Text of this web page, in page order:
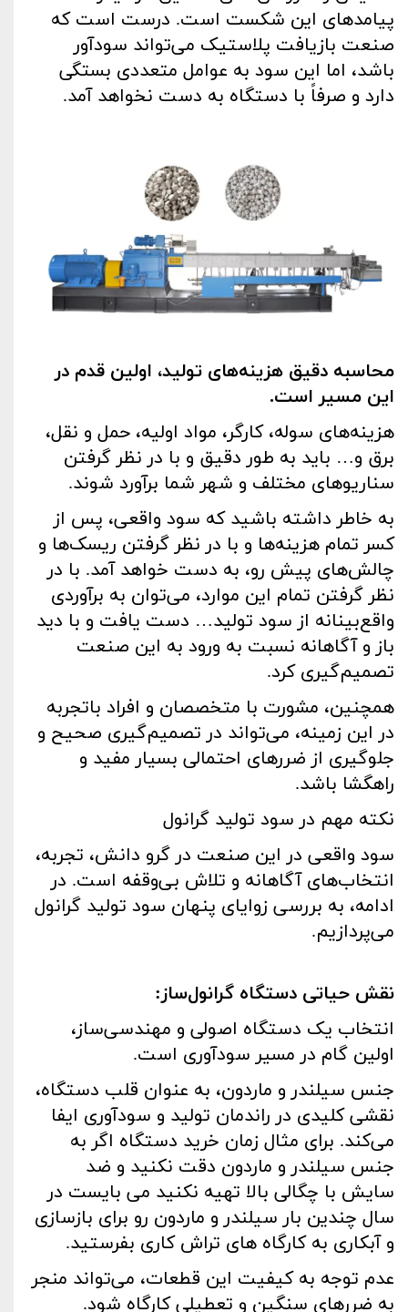
پیامدهای این شکست است. درست است که
صنعت بازیافت پلاستیک می‌تواند سودآور
باشد، اما این سود به عوامل متعددی بستگی
دارد و صرفاً با دستگاه به دست نخواهد آمد.
محاسبه دقیق هزینه‌های تولید، اولین قدم در
این مسیر است.
هزینه‌های سوله، کارگر، مواد اولیه، حمل و نقل،
برق و… باید به طور دقیق و با در نظر گرفتن
سناریوهای مختلف و شهر شما برآورد شوند.
به خاطر داشته باشید که سود واقعی، پس از
کسر تمام هزینه‌ها و با در نظر گرفتن ریسک‌ها و
چالش‌های پیش رو، به دست خواهد آمد. با در
نظر گرفتن تمام این موارد، می‌توان به برآوردی
واقع‌بینانه از سود تولید… دست یافت و با دید
باز و آگاهانه نسبت به ورود به این صنعت
تصمیم‌گیری کرد.
همچنین، مشورت با متخصصان و افراد باتجربه
در این زمینه، می‌تواند در تصمیم‌گیری صحیح و
جلوگیری از ضررهای احتمالی بسیار مفید و
راهگشا باشد.
نکته مهم در سود تولید گرانول
سود واقعی در این صنعت در گرو دانش، تجربه،
انتخاب‌های آگاهانه و تلاش بی‌وقفه است. در
ادامه، به بررسی زوایای پنهان سود تولید گرانول
می‌پردازیم.
نقش حیاتی دستگاه گرانول‌ساز:
انتخاب یک دستگاه اصولی و مهندسی‌ساز،
اولین گام در مسیر سودآوری است.
جنس سیلندر و ماردون، به عنوان قلب دستگاه،
نقشی کلیدی در راندمان تولید و سودآوری ایفا
می‌کند. برای مثال زمان خرید دستگاه اگر به
جنس سیلندر و ماردون دقت نکنید و ضد
سایش با چگالی بالا تهیه نکنید می بایست در
سال چندین بار سیلندر و ماردون رو برای بازسازی
و آبکاری به کارگاه های تراش کاری بفرستید.
عدم توجه به کیفیت این قطعات، می‌تواند منجر
به ضررهای سنگین و تعطیلی کارگاه شود.